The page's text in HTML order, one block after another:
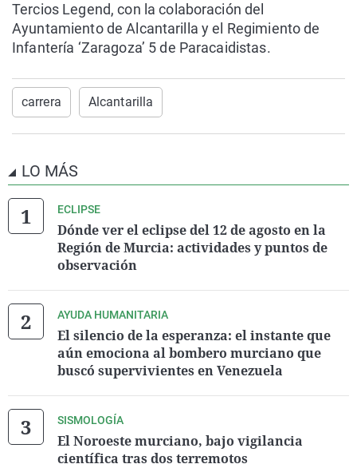
Tercios Legend, con la colaboración del
Ayuntamiento de Alcantarilla y el Regimiento de
Infantería ‘Zaragoza’ 5 de Paracaidistas.
carrera Alcantarilla
LO MÁS
ECLIPSE
Dónde ver el eclipse del 12 de agosto en la
Región de Murcia: actividades y puntos de
observación
AYUDA HUMANITARIA
El silencio de la esperanza: el instante que
aún emociona al bombero murciano que
buscó supervivientes en Venezuela
SISMOLOGÍA
El Noroeste murciano, bajo vigilancia
científica tras dos terremotos